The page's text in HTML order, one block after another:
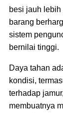
besi jauh
barang
sistem
bernilai tinggi.
Daya tahan
kondisi,
terhadap
membuatnya